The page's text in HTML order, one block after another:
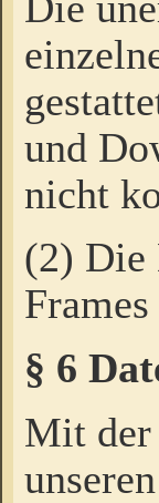
und
nicht
(2) Die
§ 6
Mit der